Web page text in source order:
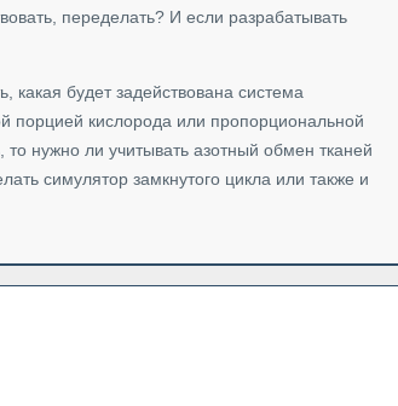
переделать? И если разрабатывать
будет задействована система
порцией кислорода или пропорциональной
нужно ли учитывать азотный обмен тканей
симулятор замкнутого цикла или также и